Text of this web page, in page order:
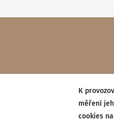
K
měření
cookies